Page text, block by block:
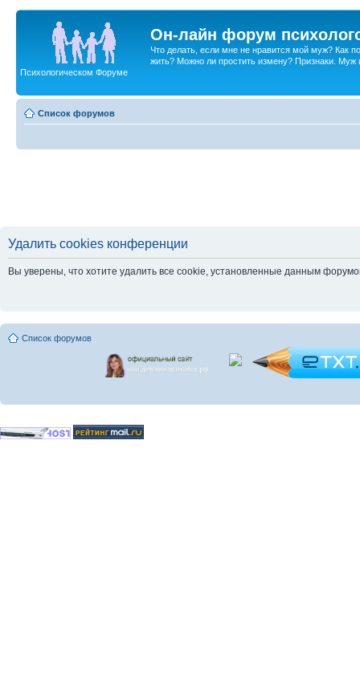
Он-лайн форум
Что делать, если мне не нравится мой муж? Как
жить? Можно ли простить измену? Признаки. Муж
Психологическом Форуме
Список форумов
Удалить cookies конференции
Вы уверены, что хотите удалить все cookie, установленные данным
Список форумов